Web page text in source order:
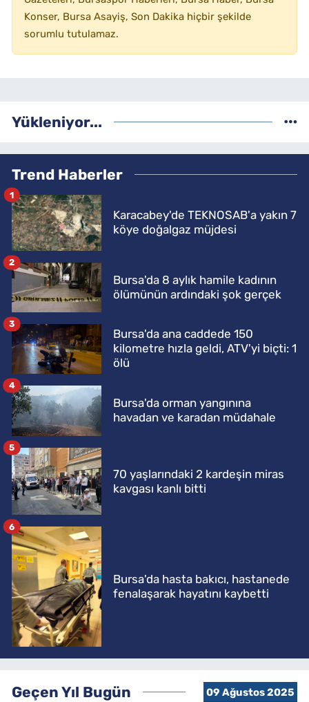
Konser, Bursa Asayiş, Son Dakika hiçbir şekilde
sorumlu tutulamaz.
Yükleniyor...
Trend Haberler
Karacabey'de TEKNOSAB'a yakın 7
köye doğalgaz müjdesi
1
Bursa'da 8 aylık hamile kadının
ölümünün ardındaki şok gerçek
2
Bursa'da ana caddede 150
kilometre hızla geldi, ATV'yi biçti: 1
ölü
3
Bursa'da orman yangınına
havadan ve karadan müdahale
4
70 yaşlarındaki 2 kardeşin miras
kavgası kanlı bitti
5
Bursa'da hasta bakıcı, hastanede
fenalaşarak hayatını kaybetti
6
Geçen Yıl Bugün 09 Ağustos 2025